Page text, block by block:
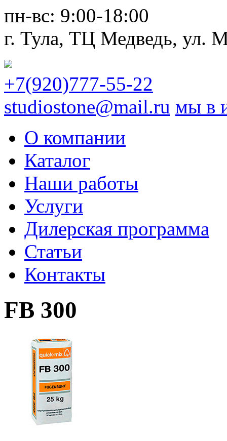
пн-вс: 9:00-18:00
г. Тула, ТЦ Медведь, ул.
+7(920)777-55-22
studiostone@mail.ru мы в
О компании
Каталог
Наши работы
Услуги
Дилерская программа
Статьи
Контакты
FB 300